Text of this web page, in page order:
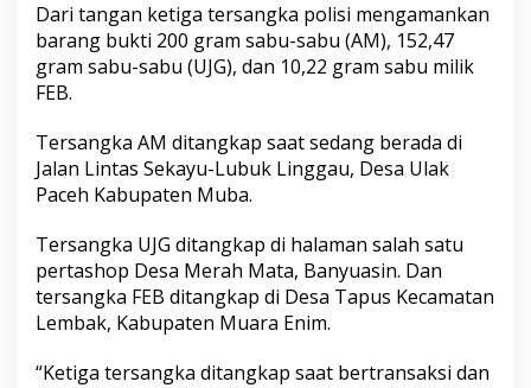
Dari tangan ketiga tersangka polisi mengamankan
barang bukti 200 gram sabu-sabu (AM), 152,47
gram sabu-sabu (UJG), dan 10,22 gram sabu milik
FEB.
Tersangka AM ditangkap saat sedang berada di
Jalan Lintas Sekayu-Lubuk Linggau, Desa Ulak
Paceh Kabupaten Muba.
Tersangka UJG ditangkap di halaman salah satu
pertashop Desa Merah Mata, Banyuasin. Dan
tersangka FEB ditangkap di Desa Tapus Kecamatan
Lembak, Kabupaten Muara Enim.
“Ketiga tersangka ditangkap saat bertransaksi dan